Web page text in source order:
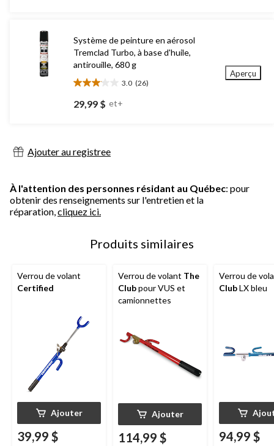
Système de peinture en aérosol
Tremclad Turbo, à base d'huile,
antirouille, 680 g
3.0 (26)
3.0
étoile(s)
sur
évaluations
29,99 $ et+
Aperçu
Ajouter au registree
À l'attention des personnes résidant au Québec: pour
obtenir des renseignements sur l'entretien et la
réparation,cliquez ici.
Produits similaires
Verrou de volant
Certified
Ajouter
39,99 $
Verrou de volant The
Clubpour VUS et
camionnettes
Ajouter
114,99 $
Verrou de
ClubLX bleu
94,99 $